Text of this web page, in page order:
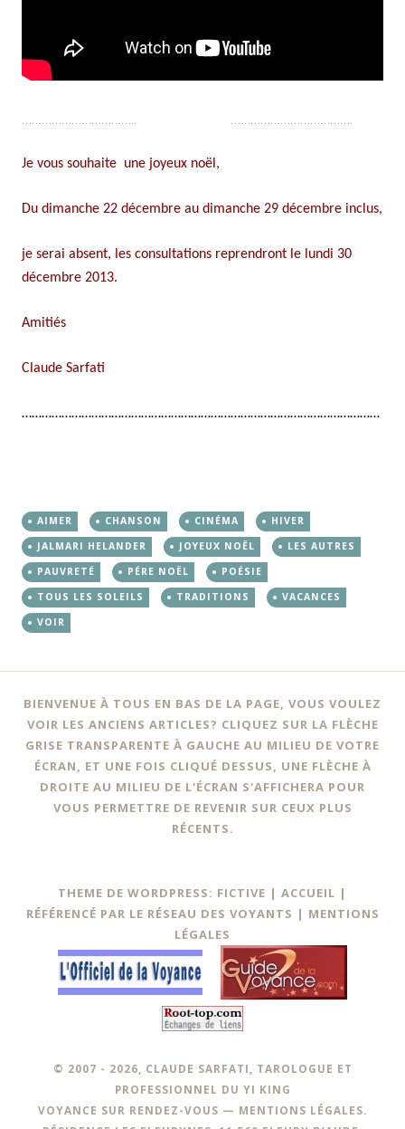
…………………………….. ……………………………….
Je vous souhaite une joyeux noël,
Du dimanche 22 décembre au dimanche 29 décembre inclus,
je serai absent, les consultations reprendront le lundi 30
décembre 2013.
Amitiés
Claude Sarfati
………………………………………………………………………………………………
AIMER CHANSON CINÉMA
HIVER
JALMARI HELANDER
JOYEUX NOËL
LES AUTRES
PAUVRETÉ
PÉRE NOËL
POÉSIE
TOUS LES SOLEILS
TRADITIONS
VACANCES
VOIR
BIENVENUE À TOUS EN BAS DE LA PAGE, VOUS VOULEZ
VOIR LES ANCIENS ARTICLES? CLIQUEZ SUR LA FLÈCHE
GRISE TRANSPARENTE À GAUCHE AU MILIEU DE VOTRE
ÉCRAN, ET UNE FOIS CLIQUÉ DESSUS, UNE FLÈCHE À
DROITE AU MILIEU DE L'ÉCRAN S'AFFICHERA POUR
VOUS PERMETTRE DE REVENIR SUR CEUX PLUS
RÉCENTS.
THEME DE WORDPRESS: FICTIVE | ACCUEIL |
RÉFÉRENCÉ PAR LE RÉSEAU DES VOYANTS | MENTIONS
LÉGALES
© 2007 - 2026, CLAUDE SARFATI, TAROLOGUE ET
PROFESSIONNEL DU YI KING
VOYANCE SUR RENDEZ-VOUS — MENTIONS LÉGALES.